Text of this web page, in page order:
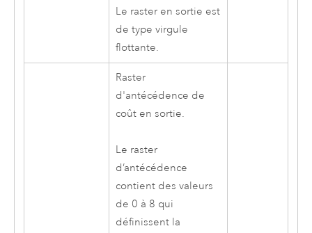
Le raster en sortie est
de type virgule
flottante.
Raster
d'antécédence de
coût en sortie.
Le raster
d’antécédence
contient des valeurs
de 0 à 8 qui
définissent la